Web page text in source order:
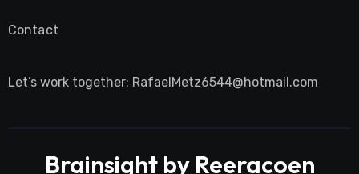
Contact
Let’s work together: RafaelMetz6544@hotmail.com
Brainsight by Reeracoen